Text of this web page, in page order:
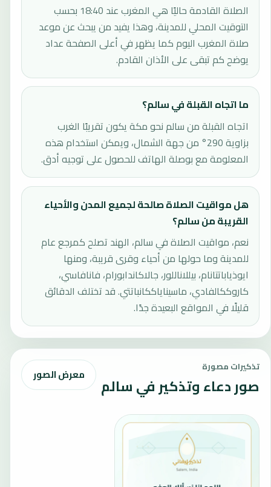
الصلاة القادمة حاليًا هي المغرب عند 18:40 بحسب
التوقيت المحلي للمدينة، وهذا يفيد من يبحث عن موعد
صلاة المغرب اليوم كما يظهر في أعلى الصفحة عداد
يوضح كم تبقى على الأذان القادم.
ما اتجاه القبلة في سالم؟
اتجاه القبلة من سالم نحو مكة يكون تقريبًا الغرب
بزاوية 290° من جهة الشمال، ويمكن استخدام هذه
المعلومة مع بوصلة الهاتف للحصول على توجيه أدق.
هل مواقيت الصلاة صالحة لجميع المدن والأحياء
القريبة من سالم؟
نعم، مواقيت الصلاة في سالم، الهند تصلح كمرجع عام
للمدينة وما حولها من أحياء وقرى قريبة، ومنها
ايوذياباتتانام، بيللاناللور، جالاكاندابورام، فانافاسي،
كاروككالفادي، ماسيناياككانباتتي. قد تختلف الدقائق
قليلًا في المواقع البعيدة جدًا.
تذكيرات مصورة
صور دعاء وتذكير في سالم معرض الصور